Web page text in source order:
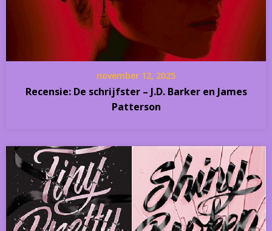
november 12, 2025
Recensie: De schrijfster – J.D. Barker en James
Patterson